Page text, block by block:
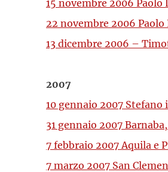
15 novembre 2006
22 novembre 2006 Paolo
13 dicembre 2006 –
2007
10 gennaio 2007
31 gennaio 2007
7 febbraio 2007 Aquila e
7 marzo 2007 San